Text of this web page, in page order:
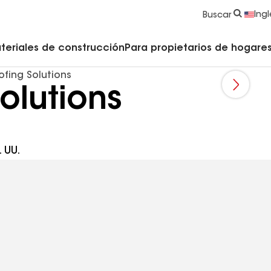
Buscar
de construcción Para propietarios de
Solutions